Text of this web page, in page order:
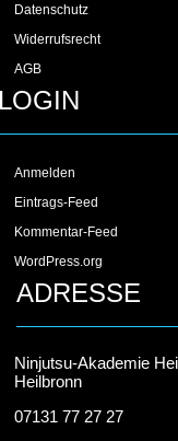
Datenschutz
Widerrufsrecht
AGB
Anmelden
Eintrags-Feed
Kommentar-Feed
WordPress.org
ADRESSE
Ninjutsu-Akademie
Heilbronn
07131 77 27 27